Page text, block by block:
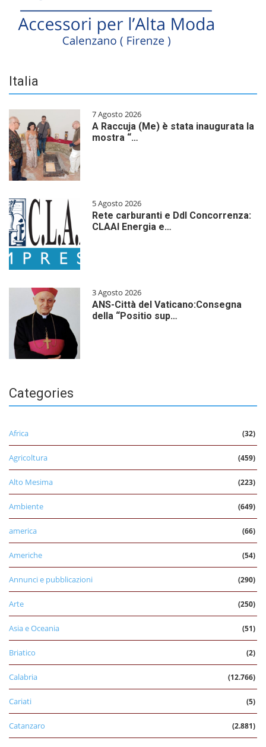
Italia
7 Agosto 2026
A Raccuja (Me) è stata inaugurata la
mostra “…
5 Agosto 2026
Rete carburanti e Ddl Concorrenza:
CLAAI Energia e…
3 Agosto 2026
ANS-Città del Vaticano:Consegna
della “Positio sup…
Categories
Africa (32)
Agricoltura (459)
Alto Mesima (223)
Ambiente (649)
america (66)
Americhe (54)
Annunci e pubblicazioni (290)
Arte (250)
Asia e Oceania (51)
Briatico (2)
Calabria (12.766)
Cariati (5)
Catanzaro (2.881)